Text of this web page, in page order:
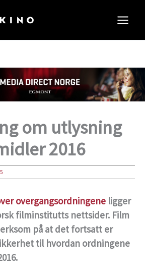
om utlysning
2016
overgangsordningene ligger
filminstitutts nettsider. Film
på at det fortsatt er
til hvordan ordningene